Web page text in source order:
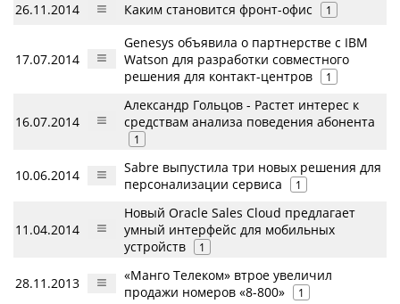
26.11.2014 Каким становится фронт-офис 1
17.07.2014
Genesys объявила о партнерстве с IBM
Watson для разработки совместного
решения для контакт-центров
1
16.07.2014
Александр Гольцов - Растет интерес к
средствам анализа поведения абонента
1
10.06.2014
Sabre выпустила три новых решения для
персонализации сервиса
1
11.04.2014
Новый Oracle Sales Cloud предлагает
умный интерфейс для мобильных
устройств
1
28.11.2013
«Манго Телеком» втрое увеличил
продажи номеров «8-800»
1